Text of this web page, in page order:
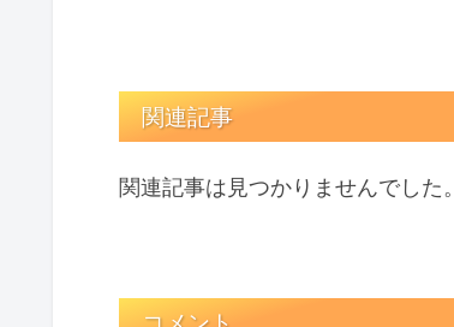
関連記事
関連記事は見つかりませんでした。